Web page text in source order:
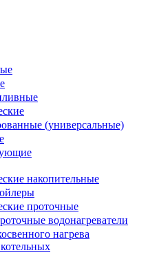
(универсальные)
накопительные
проточные
водонагреватели
нагрева